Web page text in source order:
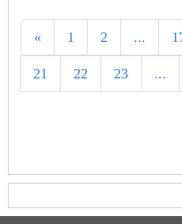
« 1 2 ...
21 22 23 ...